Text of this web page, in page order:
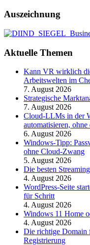
Auszeichnung
Aktuelle Themen
Kann VR wirklich
Arbeitswelten im
7. August 2026
Strategische
7. August 2026
Cloud-LLMs in der
automatisieren,
6. August 2026
Windows-Tipp:
ohne Cloud-Zwang
5. August 2026
Die besten
4. August 2026
WordPress-Seite
für Schritt
4. August 2026
Windows 11 Home
4. August 2026
Die richtige Domain
Registrierung